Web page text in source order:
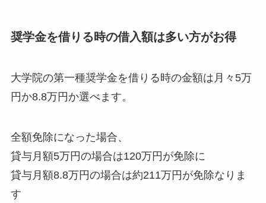
奨学金を借りる時の借入額は多い方がお得
大学院の第一種奨学金を借りる時の金額は月々5万
円か8.8万円か選べます。
全額免除になった場合、
貸与月額5万円の場合は120万円が免除に
貸与月額8.8万円の場合は約211万円が免除なりま
す